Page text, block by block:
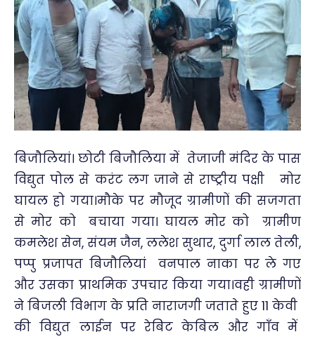
बिजौलियां। छोटी बिजौलिया में तेजाजी मंदिर के पास
विद्युत पोल से करंट लग जाने से राष्ट्रीय पक्षी मोर
घायल हो गया।मौके पर मौजूद ग्रामीणों की सजगता
से मोर को बचाया गया। घायल मोर को ग्रामीण
कमलेश सेन, संयम जैन, ललेश सुथार, दुर्गा लाल तेली,
पप्पु प्रजापत बिजौलियां वनपाल नाका पर ले गए
और उसका प्राथमिक उपचार किया गया।वही ग्रामीणों
ने बिजली विभाग के प्रति नाराजगी जताते हुए 11 केवी
की विद्युत लाईन पर रेबिट केबिल और गाँव में